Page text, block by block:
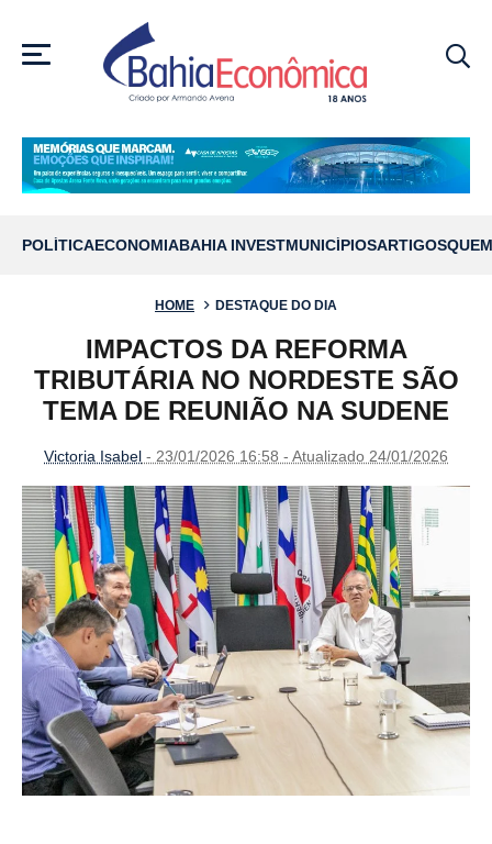
MENU
POLÍTICAECONOMIABAHIA INVESTMUNICÍPIOSARTIGOS
HOME DESTAQUE DO DIA
IMPACTOS DA REFORMA
TRIBUTÁRIA NO NORDESTE SÃO
TEMA DE REUNIÃO NA SUDENE
Victoria Isabel - 23/01/2026 16:58 - Atualizado 24/01/2026